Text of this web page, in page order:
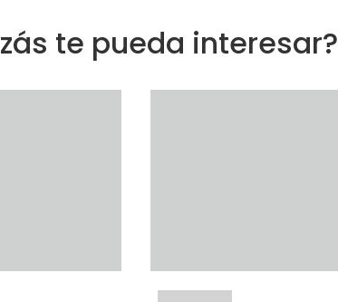
te pueda interesar?